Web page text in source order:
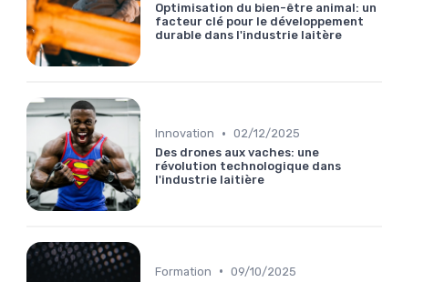
Optimisation du bien-être animal: un
facteur clé pour le développement
durable dans l'industrie laitère
Innovation • 02/12/2025
Des drones aux vaches: une
révolution technologique dans
l'industrie laitière
Formation • 09/10/2025